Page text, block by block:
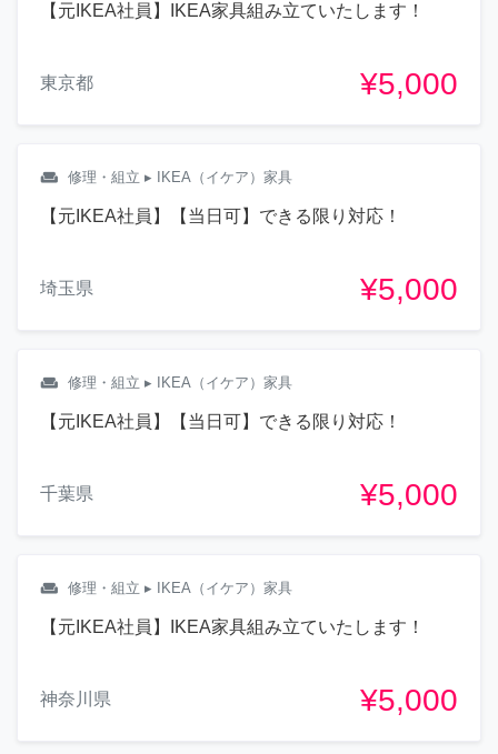
【元IKEA社員】IKEA家具組み立ていたします！
東京都 ¥5,000
weekend 修理・組立 ▸ IKEA（イケア）家具
【元IKEA社員】【当日可】できる限り対応！
埼玉県 ¥5,000
weekend 修理・組立 ▸ IKEA（イケア）家具
【元IKEA社員】【当日可】できる限り対応！
千葉県 ¥5,000
weekend 修理・組立 ▸ IKEA（イケア）家具
【元IKEA社員】IKEA家具組み立ていたします！
神奈川県 ¥5,000